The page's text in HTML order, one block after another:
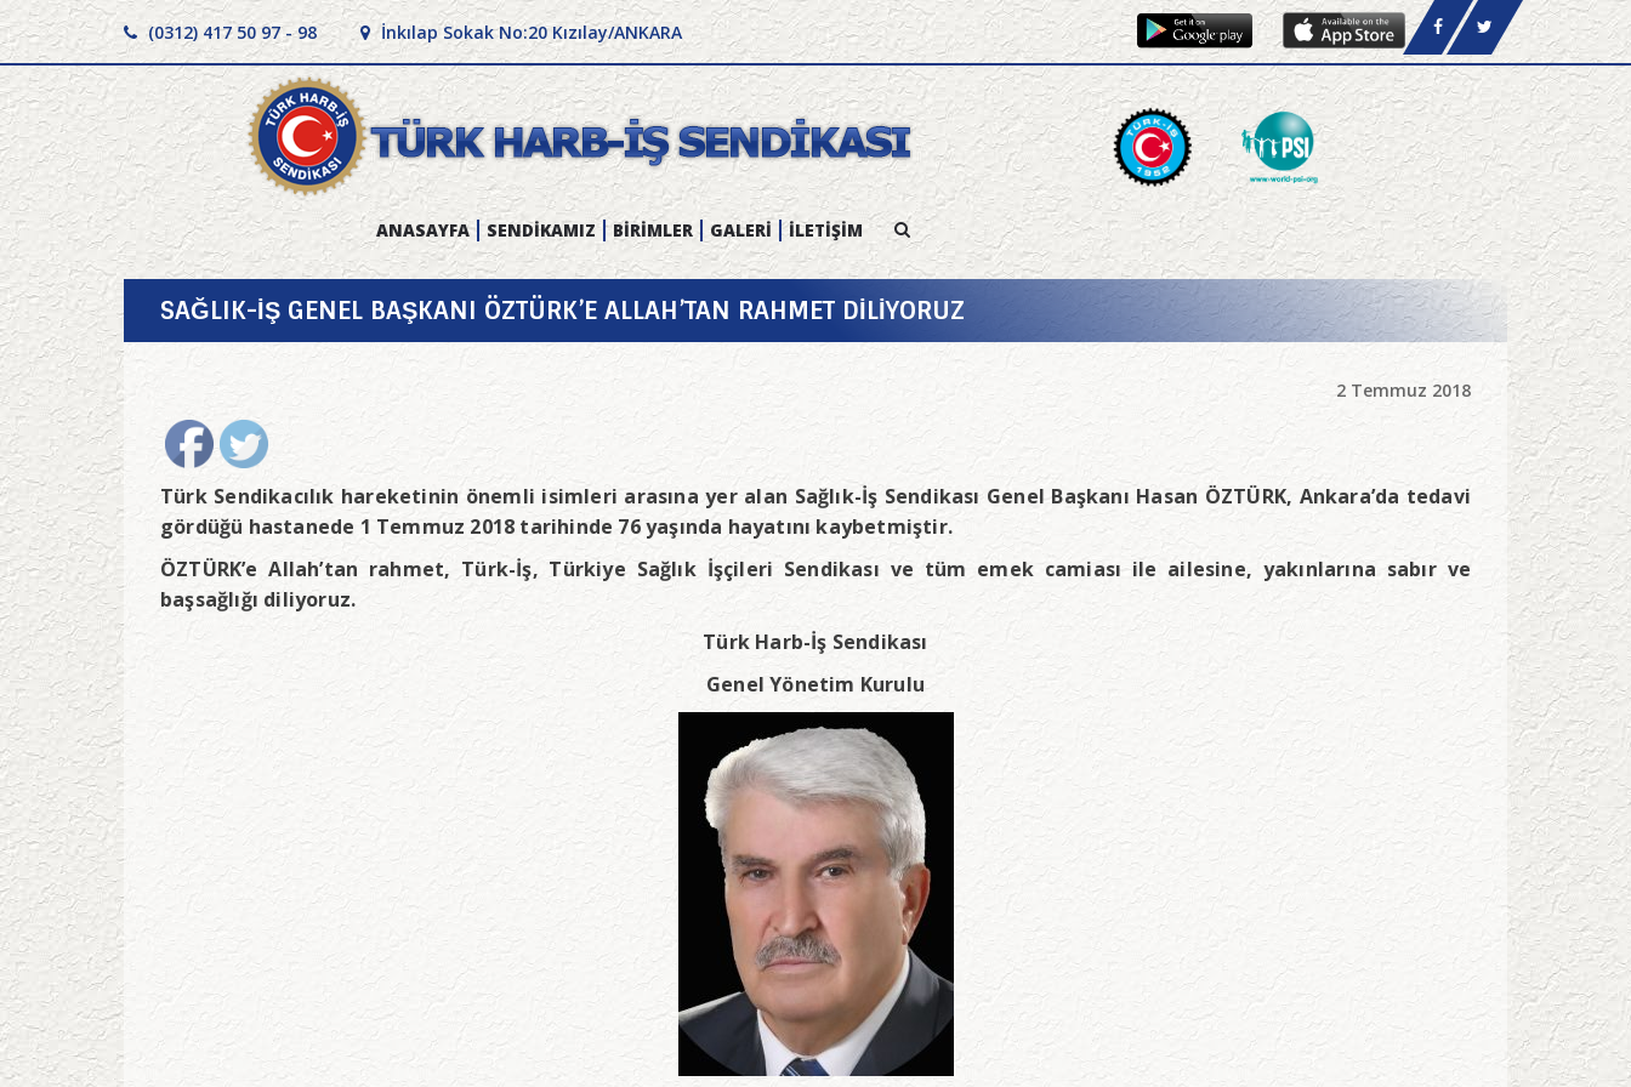
(0312) 417 50 97 - 98 İnkılap Sokak No:20 Kızılay/ANKARA
ANASAYFA SENDİKAMIZ BİRİMLER GALERİ İLETİŞİM
SAĞLIK-İŞ GENEL BAŞKANI ÖZTÜRK’E ALLAH’TAN RAHMET DİLİYORUZ
2 Temmuz 2018
Türk Sendikacılık hareketinin önemli isimleri arasına yer alan Sağlık-İş Sendikası Genel Başkanı Hasan ÖZTÜRK, Ankara’da tedavi
gördüğü hastanede 1 Temmuz 2018 tarihinde 76 yaşında hayatını kaybetmiştir.
ÖZTÜRK’e Allah’tan rahmet, Türk-İş, Türkiye Sağlık İşçileri Sendikası ve tüm emek camiası ile ailesine, yakınlarına sabır ve
başsağlığı diliyoruz.
Türk Harb-İş Sendikası
Genel Yönetim Kurulu